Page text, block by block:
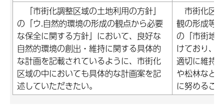
「市街化調整区域の土地利用の方針」
の「ウ.自然的環境の形成の観点から必要
な保全に関する方針」において、良好な
自然的環境の創出・維持に関する具体的
な計画を記載されているように、市街化
区域の中においても具体的な計画案を記
述していただきたい。
市街化区
観の形成等
の「市街地
けており、
適切に維持
や松林など
に努めるこ